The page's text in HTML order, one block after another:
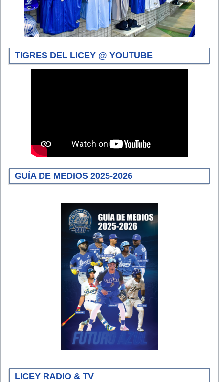
TIGRES DEL LICEY @ YOUTUBE
GUÍA DE MEDIOS 2025-2026
LICEY RADIO & TV